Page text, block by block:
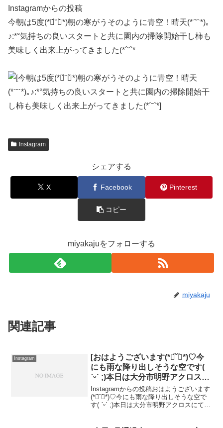
Instagramからの投稿
今朝は5度(*ฅ́˘ฅ̀*)朝の寒がうそのように青空！晴天(*ˊ˘ˋ*)｡
♪:*°気持ちの良いスタートと共に園内の掃除開始干し柿も
美味しく出来上がってきました(*´˘`*
Instagram
シェアする
X Facebook Pinterest
コピー
miyakajuをフォローする
miyakaju
関連記事
Instagram
[おはようございます(*ฅ́˘ฅ̀*)♡今
にも雨な降り出しそうな空です(
ˊᵕˋ ;)本日は大分市明野アクロスに
て1日限りの“ゆふマルシェ”開催
中です⸜(]
Instagramからの投稿おはようございます
(*ฅ́˘ฅ̀*)♡今にも雨な降り出しそうな空で
す( ˊᵕˋ ;)本日は大分市明野アクロスにて1